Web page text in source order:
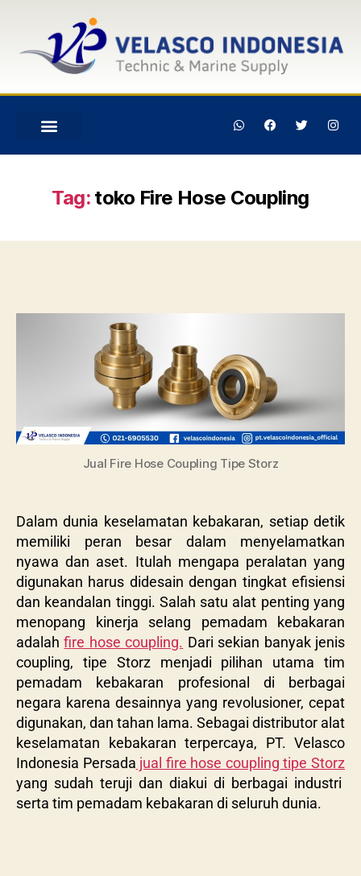
Tag: toko Fire Hose Coupling
Jual Fire Hose Coupling Tipe Storz
Dalam dunia keselamatan kebakaran, setiap detik
memiliki peran besar dalam menyelamatkan
nyawa dan aset. Itulah mengapa peralatan yang
digunakan harus didesain dengan tingkat efisiensi
dan keandalan tinggi. Salah satu alat penting yang
menopang kinerja selang pemadam kebakaran
adalahfire hose coupling. Dari sekian banyak jenis
coupling, tipe Storz menjadi pilihan utama tim
pemadam kebakaran profesional di berbagai
negara karena desainnya yang revolusioner, cepat
digunakan, dan tahan lama. Sebagai distributor alat
keselamatan kebakaran terpercaya, PT. Velasco
Indonesia Persada jual fire hose coupling tipe Storz
yang sudah teruji dan diakui di berbagai industri
serta tim pemadam kebakaran di seluruh dunia.